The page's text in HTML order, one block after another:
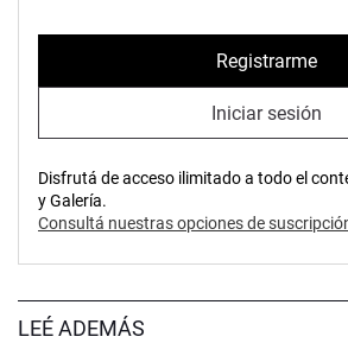
Registrarme
Iniciar sesión
Disfrutá de acceso ilimitado a todo el
y Galería.
Consultá nuestras opciones de
LEÉ ADEMÁS